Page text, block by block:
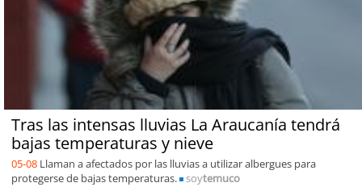
Tras las intensas lluvias La Araucanía tendrá
bajas temperaturas y nieve
05-08 Llaman a afectados por las lluvias a utilizar albergues para
protegerse de bajas temperaturas.
soytemuco